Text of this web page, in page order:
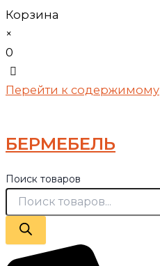
Корзина
×
0
Перейти к содержимому
БЕРМЕБЕЛЬ
Поиск товаров